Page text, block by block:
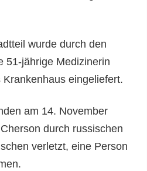
wurde durch den
51-jährige Medizinerin
eingeliefert.
am 14. November
durch russischen
verletzt, eine Person